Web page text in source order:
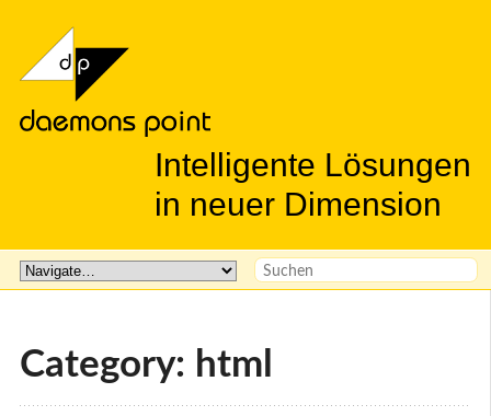
Intelligente Lösungen
in neuer Dimension
Category: html